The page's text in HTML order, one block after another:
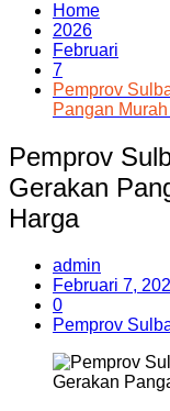
Home
2026
Februari
7
Pemprov
Pangan
Pemprov
Gerakan
Harga
admin
Februari 7,
0
Pemprov